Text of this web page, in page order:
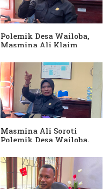
Polemik Desa Wailoba,
Masmina Ali Klaim
Keterlibatan Ketua PKB
Sula
Masmina Ali Soroti
Polemik Desa Wailoba,
Keterlibatan Ketua PKB
Sula